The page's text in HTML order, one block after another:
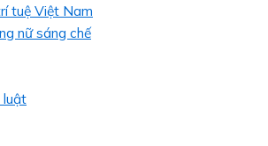
tuệ Việt Nam
nữ sáng chế
luật